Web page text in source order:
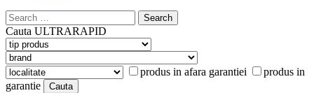
Search
for:
Cauta ULTRARAPID
produs in afara garantiei
produs in
garantie